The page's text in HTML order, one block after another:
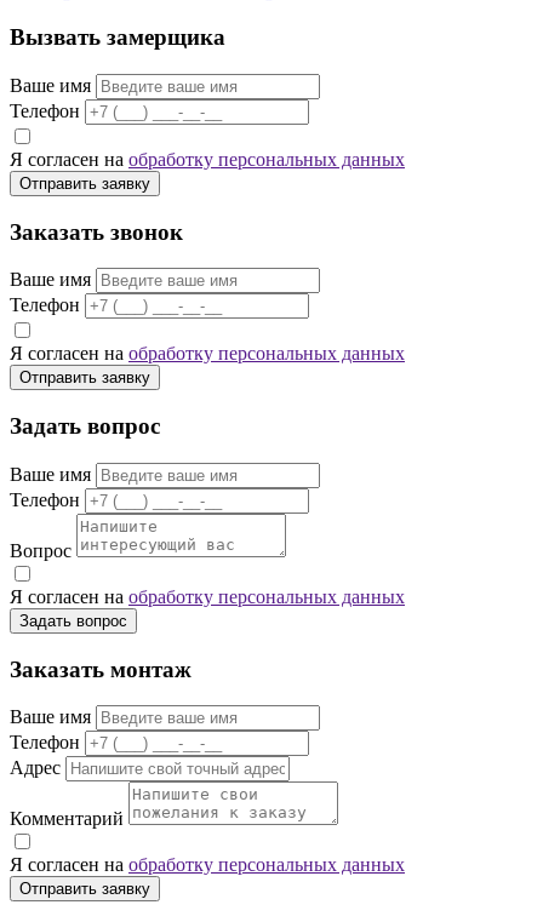
Вызвать замерщика
Ваше имя
Телефон
Я согласен на обработку персональных данных
Отправить заявку
Заказать звонок
Ваше имя
Телефон
Я согласен на обработку персональных данных
Отправить заявку
Задать вопрос
Ваше имя
Телефон
Вопрос
Я согласен на обработку персональных данных
Задать вопрос
Заказать монтаж
Ваше имя
Телефон
Адрес
Комментарий
Я согласен на обработку персональных данных
Отправить заявку